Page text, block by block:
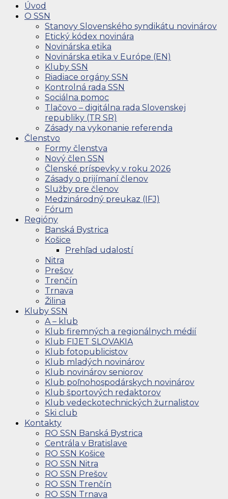
Úvod
O SSN
Stanovy Slovenského syndikátu novinárov
Etický kódex novinára
Novinárska etika
Novinárska etika v Európe (EN)
Kluby SSN
Riadiace orgány SSN
Kontrolná rada SSN
Sociálna pomoc
Tlačovo – digitálna rada Slovenskej
republiky (TR SR)
Zásady na vykonanie referenda
Členstvo
Formy členstva
Nový člen SSN
Členské príspevky v roku 2026
Zásady o prijímaní členov
Služby pre členov
Medzinárodný preukaz (IFJ)
Fórum
Regióny
Banská Bystrica
Košice
Prehľad udalostí
Nitra
Prešov
Trenčín
Trnava
Žilina
Kluby SSN
A – klub
Klub firemných a regionálnych médií
Klub FIJET SLOVAKIA
Klub fotopublicistov
Klub mladých novinárov
Klub novinárov seniorov
Klub poľnohospodárskych novinárov
Klub športových redaktorov
Klub vedeckotechnických žurnalistov
Ski club
Kontakty
RO SSN Banská Bystrica
Centrála v Bratislave
RO SSN Košice
RO SSN Nitra
RO SSN Prešov
RO SSN Trenčín
RO SSN Trnava